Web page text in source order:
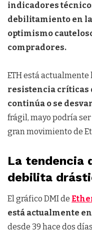
indicadores
debilitamiento en
optimismo
compradores.
ETH está actualmente
resistencia críticas
continúa o se
frágil, mayo podría
gran movimiento de
La tendencia
debilita
El gráfico DMI de
está actualmente en
desde 39 hace dos